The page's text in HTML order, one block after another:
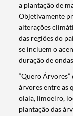
a plantação de
Objetivamente
alterações
das regiões do
se incluem o
duração de
“Quero
árvores entre as
olaia, limoeiro,
plantação das